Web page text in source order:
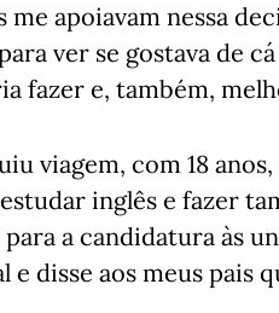
me apoiavam nessa
ver se gostava de
fazer e, também,
viagem, com 18
inglês e fazer
a candidatura às
e disse aos meus pais